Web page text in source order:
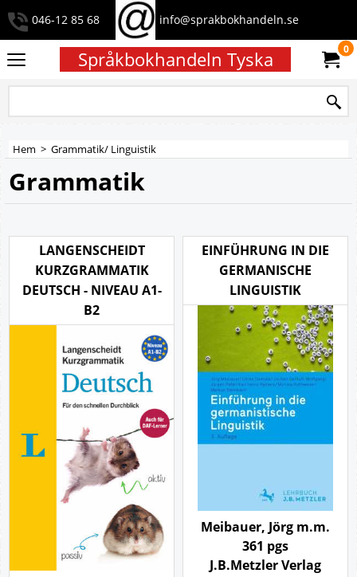
046-12 85 68 info@sprakbokhandeln.se
Språkbokhandeln Tyska 0
Hem > Grammatik/ Linguistik
Grammatik
LANGENSCHEIDT
KURZGRAMMATIK
DEUTSCH - NIVEAU A1-
B2
EINFÜHRUNG IN DIE
GERMANISCHE
LINGUISTIK
Meibauer, Jörg m.m.
361 pgs
J.B.Metzler Verlag